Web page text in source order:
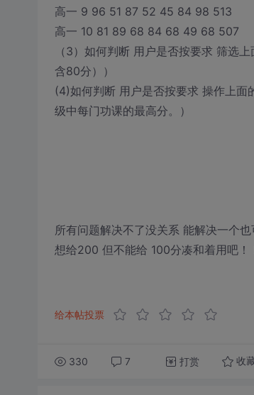
高一 9 96 51 87 52 45 84 98 513
高一 10 81 89 68 84 68 49 68 507
（3）如何判断 用户是否按要求 筛选
含80分））
(4)如何判断 用户是否按要求 操作上面
级中每门功课的最高分。）
所有问题解决不了没关系 能解决一个
想给200 但不能给 100分凑和着用吧！
给本帖投票
330 7 打赏 收